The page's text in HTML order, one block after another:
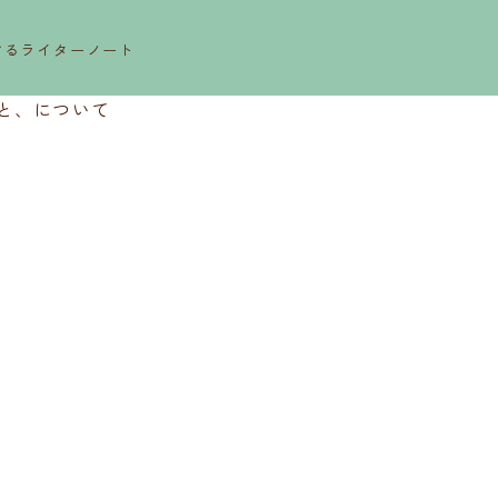
ライターノート
、について